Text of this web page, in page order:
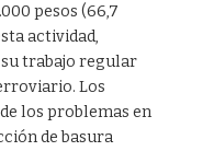
pesos (66,7
actividad,
trabajo regular
Los
los problemas en
de basura